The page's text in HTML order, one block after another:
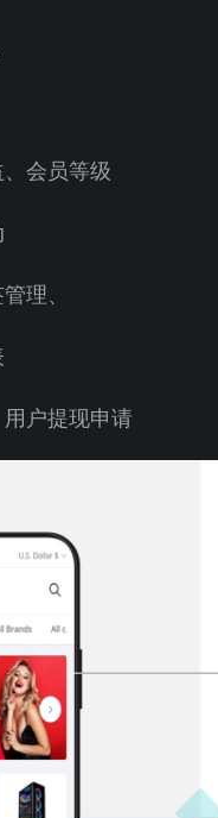
会员等级
理、
户提现申请